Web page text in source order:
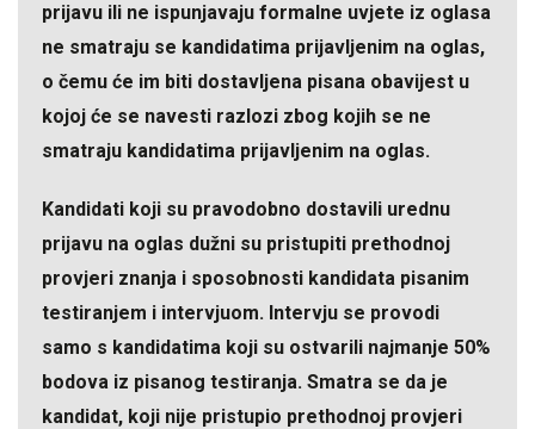
prijavu ili ne ispunjavaju formalne uvjete iz oglasa
ne smatraju se kandidatima prijavljenim na oglas,
o čemu će im biti dostavljena pisana obavijest u
kojoj će se navesti razlozi zbog kojih se ne
smatraju kandidatima prijavljenim na oglas.
Kandidati koji su pravodobno dostavili urednu
prijavu na oglas dužni su pristupiti prethodnoj
provjeri znanja i sposobnosti kandidata pisanim
testiranjem i intervjuom. Intervju se provodi
samo s kandidatima koji su ostvarili najmanje 50%
bodova iz pisanog testiranja. Smatra se da je
kandidat, koji nije pristupio prethodnoj provjeri